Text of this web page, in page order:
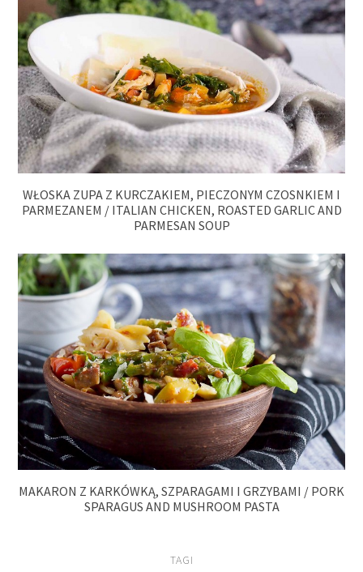
WŁOSKA ZUPA Z KURCZAKIEM, PIECZONYM CZOSNKIEM I
PARMEZANEM / ITALIAN CHICKEN, ROASTED GARLIC AND
PARMESAN SOUP
MAKARON Z KARKÓWKĄ, SZPARAGAMI I GRZYBAMI / PORK
SPARAGUS AND MUSHROOM PASTA
TAGI